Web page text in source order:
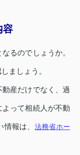
容
るのでしょうか。
ましょう。
産だけでなく、過
って相続人が不動
報は、 法務省ホー